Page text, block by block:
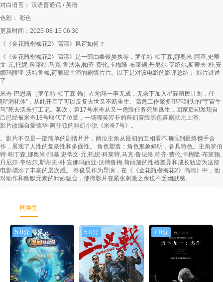
第52集
第58集 第59集
第61集 第62集 第63集
第67集 第68集 第69集
第70集 第71集
第73集 第74集 第75集
第76集 第77集 第78集
第85集 第86集 第87集
第88集 第89集 第90集
第91集 第92集 第93集
对白语言： 汉语普通话 / 英语
色彩： 彩色
更新时间：2025-08-15 06:30
《《金花瓶楷梅花2》高清》风评如何？
《《金花瓶楷梅花2》高清》是一部由奉俊昊执导，罗伯特·帕丁森,娜奥米·阿基,史蒂
文·元,托妮·科莱特,马克·鲁法洛,帕齐·费伦,卡梅隆·布莱顿,丹尼尔·亨绍尔,斯蒂夫·朴,安
娜玛丽亚·沃特鲁梅,荷丽黛主演的剧情片片。以下是对该电影的影评总结： 影片讲述
了
米奇·巴恩斯（罗伯特·帕丁森 饰）在地球一事无成，无奈下加入星际殖民计划，任
职“消耗体”，从此开启了可以反复去世又不断重生、高危工作繁多望不到头的“宇宙牛
马”死去活来打工记。某次，第17号米奇从又一危险任务死里逃生，回家后却发现自
己已经被米奇18号取代了位置，一场啼笑皆非的科幻冒险黑色喜剧就此上演。
影片改编自爱德华·阿什顿的科幻小说《米奇7号》。
。影片不仅是一部简单的剧情片片，两位主角从最初的互相看不顺眼到最终携手合
作，展现了人性的复杂性和多面性。 角色塑造：角色形象鲜明，各具特色。主角罗伯
特·帕丁森,娜奥米·阿基,史蒂文·元,托妮·科莱特,马克·鲁法洛,帕齐·费伦,卡梅隆·布莱顿,
丹尼尔·亨绍尔,斯蒂夫·朴,安娜玛丽亚·沃特鲁梅,荷丽黛的性格差异和成长轨迹为这部
电影增添了丰富的层次感。 奉俊昊作为导演，在《《金花瓶楷梅花2》高清》中，他
对动作和幽默元素的精妙融合，使得影片在紧张刺激之余也不乏幽默感。
同类型
5.0分 5.0分 7.0分